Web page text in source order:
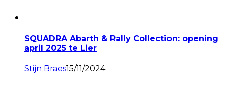
SQUADRA Abarth & Rally Collection: opening
april 2025 te Lier
Stijn Braes15/11/2024